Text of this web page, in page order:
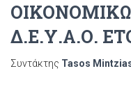
Δ.Ε.Υ.Α.Ο.
Συντάκτης Tasos